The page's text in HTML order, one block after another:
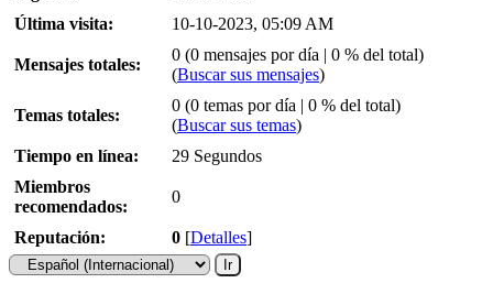
Última visita:
10-10-2023, 05:09 AM
Mensajes totales:
0 (0 mensajes por día | 0 % del total)
(Buscar sus mensajes)
Temas totales:
0 (0 temas por día | 0 % del total)
(Buscar sus temas)
Tiempo en línea:
29 Segundos
Miembros
recomendados:
0
Reputación: 0 [Detalles]